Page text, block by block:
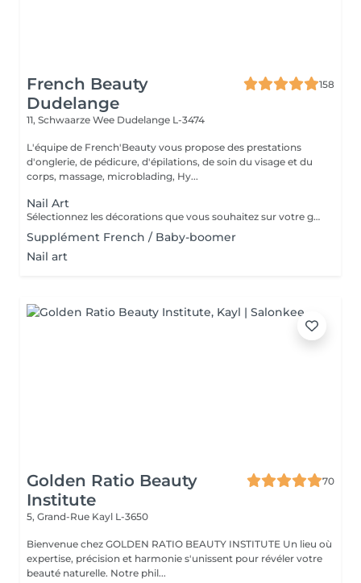
French Beauty
Dudelange
158
11, Schwaarze Wee Dudelange L-3474
L'équipe de French'Beauty vous propose des prestations
d'onglerie, de pédicure, d'épilations, de soin du visage et du
corps, massage, microblading, Hy...
Nail Art
Sélectionnez les décorations que vous souhaitez sur votre gainage ou pose gel.
Supplément French / Baby-boomer
Nail art
Golden Ratio Beauty
Institute
70
5, Grand-Rue Kayl L-3650
Bienvenue chez GOLDEN RATIO BEAUTY INSTITUTE Un lieu où
expertise, précision et harmonie s'unissent pour révéler votre
beauté naturelle. Notre phil...